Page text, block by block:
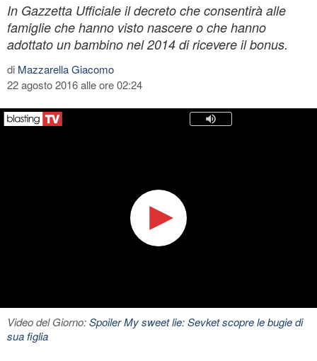
In Gazzetta Ufficiale il decreto che consentirà alle
famiglie che hanno visto nascere o che hanno
adottato un bambino nel 2014 di ricevere il bonus.
di Mazzarella Giacomo
22 agosto 2016 alle ore 02:24
Video del Giorno:Spoiler My sweet lie: Sevket scopre le bugie di
sua figlia